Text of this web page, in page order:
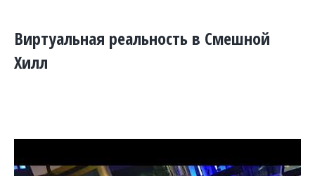
Виртуальная реальность в Смешной
Хилл